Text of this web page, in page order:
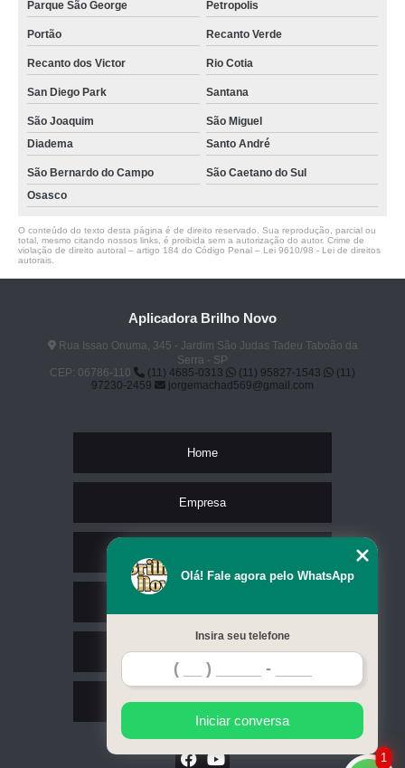
Parque São George Petropolis
Portão Recanto Verde
Recanto dos Victor Rio Cotia
San Diego Park Santana
São Joaquim
São Miguel
Diadema
Santo André
São Bernardo do Campo
São Caetano do Sul
Osasco
O conteúdo do texto desta página é de direito reservado. Sua reprodução, parcial ou
total, mesmo citando nossos links, é proibida sem a autorização do autor. Crime de
violação de direito autoral – artigo 184 do Código Penal – Lei 9610/98 - Lei de direitos
autorais
Aplicadora Brilho Novo
Rua Issao Onuma, 345 - Jardim São Judas Tadeu Taboão da
Serra - SP
CEP: 06786-110
(11) 4685-0313 (11) 95827-1543
(11)
97230-2459
jorgemachad569@gmail.com
Home
Empresa
Contato
Mapa do site
1
Olá! Fale agora pelo WhatsApp
Insira seu telefone
Iniciar conversa